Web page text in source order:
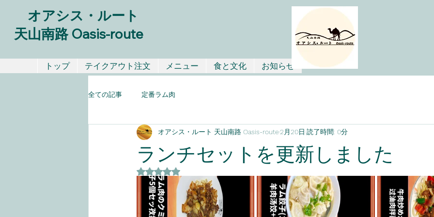
オアシス・ルート
天山南路 Oasis-route
トップ テイクアウト注文 メニュー 食と文化 お知らせ
全ての記事 定番ラム肉
ランチセットを更新しました
オアシス・ルート 天山南路 Oasis-route2月20日 読了時間: 0分
5つ星のうちNaNと評価されています。